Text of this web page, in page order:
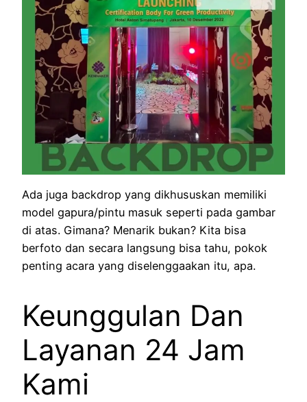
Ada juga backdrop yang dikhususkan memiliki
model gapura/pintu masuk seperti pada gambar
di atas. Gimana? Menarik bukan? Kita bisa
berfoto dan secara langsung bisa tahu, pokok
penting acara yang diselenggaakan itu, apa.
Keunggulan Dan
Layanan 24 Jam
Kami